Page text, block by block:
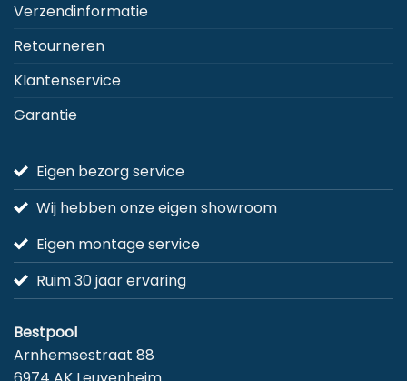
Verzendinformatie
Retourneren
Klantenservice
Garantie
Eigen bezorg service
Wij hebben onze eigen showroom
Eigen montage service
Ruim 30 jaar ervaring
Bestpool
Arnhemsestraat 88